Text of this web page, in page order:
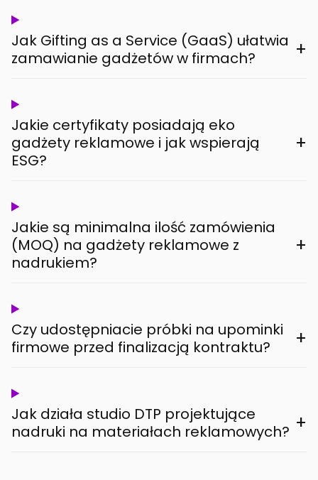
Jak Gifting as a Service (GaaS) ułatwia
zamawianie gadżetów w firmach?
+
Jakie certyfikaty posiadają eko
gadżety reklamowe i jak wspierają
ESG?
+
Jakie są minimalna ilość zamówienia
(MOQ) na gadżety reklamowe z
nadrukiem?
+
Czy udostępniacie próbki na upominki
firmowe przed finalizacją kontraktu?
+
Jak działa studio DTP projektujące
nadruki na materiałach reklamowych? +